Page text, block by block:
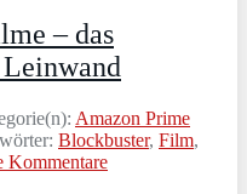
– das
Amazon Prime
Blockbuster, Film,
Kommentare